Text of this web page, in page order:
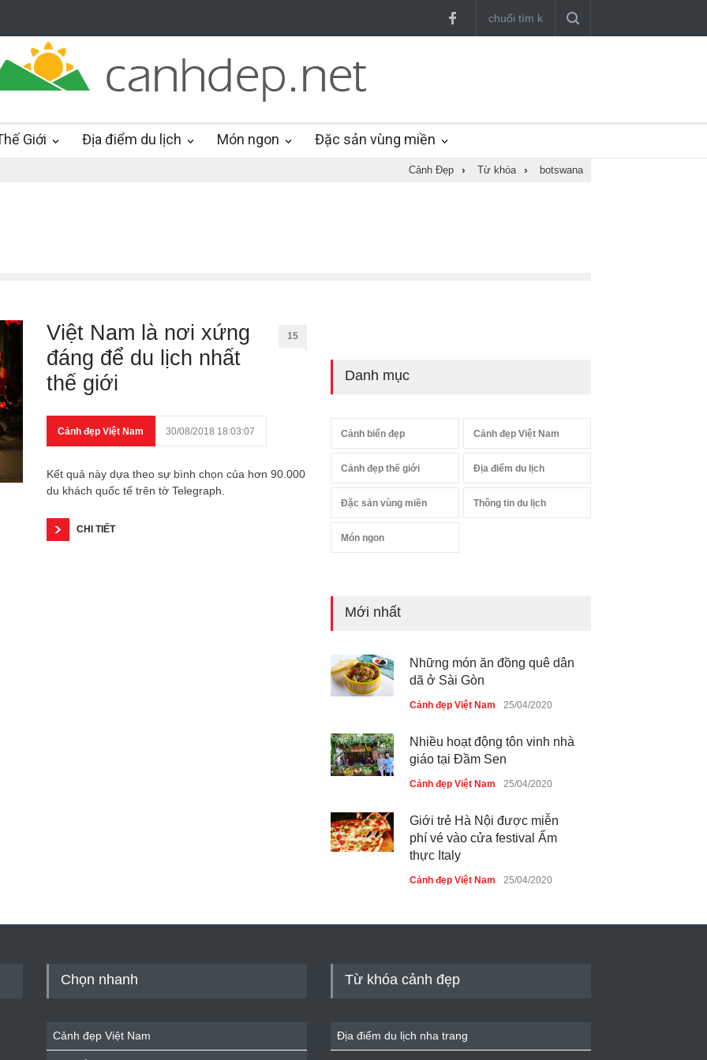
Giới Địa điểm du lịch Món ngon Đặc sản vùng miền
Cảnh Đẹp › Từ khóa › botswana
Việt Nam là nơi xứng
đáng để du lịch nhất
thế giới
15
Cảnh đẹp Việt Nam 30/08/2018 18:03:07
Kết quả này dựa theo sự bình chọn của hơn 90.000
du khách quốc tế trên tờ Telegraph.
CHI TIẾT
Danh mục
Cảnh biển đẹp Cảnh đẹp Việt Nam
Cảnh đẹp thế giới Địa điểm du lịch
Đặc sản vùng miền Thông tin du lịch
Món ngon
Mới nhất
Những món ăn đồng quê dân
dã ở Sài Gòn
Cảnh đẹp Việt Nam 25/04/2020
Nhiều hoạt động tôn vinh nhà
giáo tại Đầm Sen
Cảnh đẹp Việt Nam 25/04/2020
Giới trẻ Hà Nội được miễn
phí vé vào cửa festival Ẩm
thực Italy
Cảnh đẹp Việt Nam 25/04/2020
Cảnh đẹp Việt Nam
Chọn nhanh
Cảnh đẹp Việt Nam
Từ khóa cảnh đẹp
Địa điểm du lịch nha trang